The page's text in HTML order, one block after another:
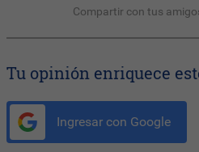
Compartir con tus
Tu opinión enriquece
Ingresar con Google